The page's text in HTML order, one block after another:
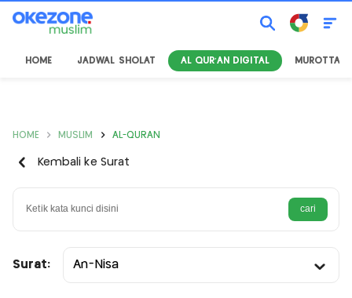
HOME JADWAL SHOLAT AL QUR'AN DIGITAL MUROTTAL
HOME MUSLIM AL-QURAN
Kembali ke Surat
Surat: An-Nisa